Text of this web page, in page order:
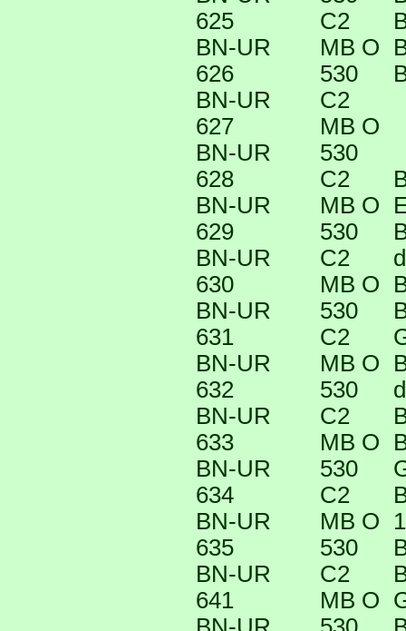
625
BN-UR
626
BN-UR
627
BN-UR
628
BN-UR
629
BN-UR
630
BN-UR
631
BN-UR
632
BN-UR
633
BN-UR
634
BN-UR
635
BN-UR
641
C2
MB O
530
C2
MB O
530
C2
MB O
530
C2
MB O
530
C2
MB O
530
C2
MB O
530
C2
MB O
530
C2
MB O